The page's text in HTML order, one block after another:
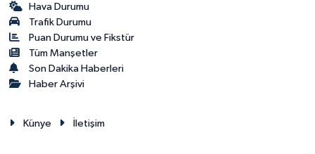
Hava Durumu
Trafik Durumu
Puan Durumu ve Fikstür
Tüm Manşetler
Son Dakika Haberleri
Haber Arşivi
Künye İletişim